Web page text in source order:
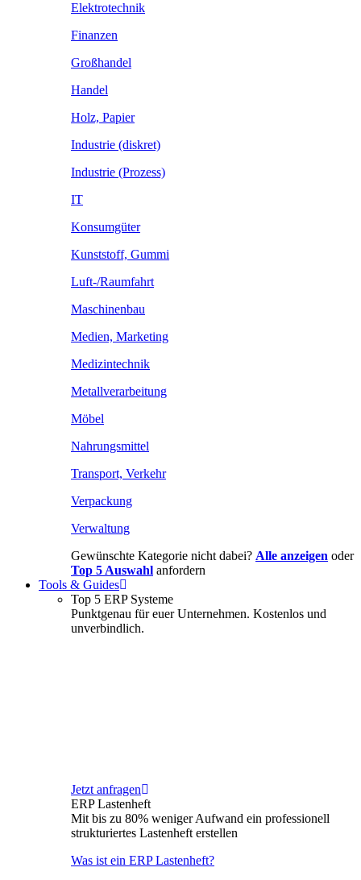
Elektrotechnik
Finanzen
Großhandel
Handel
Holz, Papier
Industrie (diskret)
Industrie (Prozess)
IT
Konsumgüter
Kunststoff, Gummi
Luft-/Raumfahrt
Maschinenbau
Medien, Marketing
Medizintechnik
Metallverarbeitung
Möbel
Nahrungsmittel
Transport, Verkehr
Verpackung
Verwaltung
Gewünschte Kategorie nicht dabei? Alle anzeigen oder
Top 5 Auswahl anfordern
Tools & Guides
Top 5 ERP Systeme
Punktgenau für euer Unternehmen. Kostenlos und
unverbindlich.
Jetzt anfragen
ERP Lastenheft
Mit bis zu 80% weniger Aufwand ein professionell
strukturiertes Lastenheft erstellen
Was ist ein ERP Lastenheft?